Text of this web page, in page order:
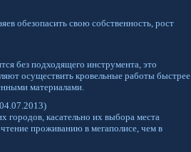
обезопасить свою собственность, рост
без подходящего инструмента, это
осуществить кровельные работы быстрее
материалами.
городов, касательно их выбора места
проживанию в мегаполисе, чем в